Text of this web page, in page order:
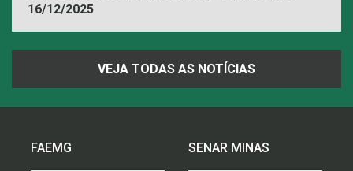
16/12/2025
VEJA TODAS AS NOTÍCIAS
FAEMG SENAR MINAS